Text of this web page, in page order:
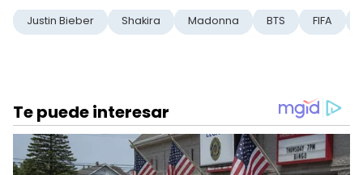
Justin Bieber Shakira Madonna BTS FIFA